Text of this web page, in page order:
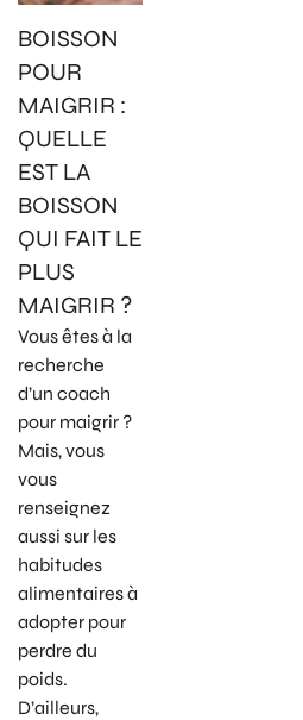
BOISSON
POUR
MAIGRIR :
QUELLE
EST LA
BOISSON
QUI FAIT LE
PLUS
MAIGRIR ?
Vous êtes à la
recherche
d’un coach
pour maigrir ?
Mais, vous
vous
renseignez
aussi sur les
habitudes
alimentaires à
adopter pour
perdre du
poids.
D’ailleurs,